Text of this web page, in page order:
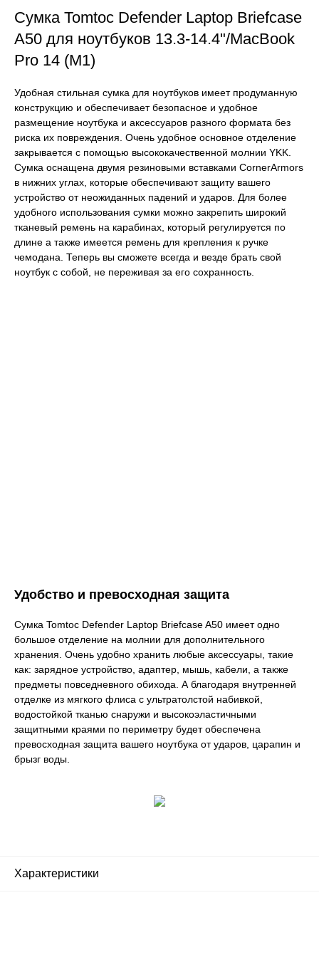
Сумка Tomtoc Defender Laptop Briefcase
A50 для ноутбуков 13.3-14.4"/MacBook
Pro 14 (M1)
Удобная стильная сумка для ноутбуков имеет продуманную
конструкцию и обеспечивает безопасное и удобное
размещение ноутбука и аксессуаров разного формата без
риска их повреждения. Очень удобное основное отделение
закрывается с помощью высококачественной молнии YKK.
Сумка оснащена двумя резиновыми вставками CornerArmors
в нижних углах, которые обеспечивают защиту вашего
устройство от неожиданных падений и ударов. Для более
удобного использования сумки можно закрепить широкий
тканевый ремень на карабинах, который регулируется по
длине а также имеется ремень для крепления к ручке
чемодана. Теперь вы сможете всегда и везде брать свой
ноутбук с собой, не переживая за его сохранность.
Удобство и превосходная защита
Сумка Tomtoc Defender Laptop Briefcase A50 имеет одно
большое отделение на молнии для дополнительного
хранения. Очень удобно хранить любые аксессуары, такие
как: зарядное устройство, адаптер, мышь, кабели, а также
предметы повседневного обихода. А благодаря внутренней
отделке из мягкого флиса с ультратолстой набивкой,
водостойкой тканью снаружи и высокоэластичными
защитными краями по периметру будет обеспечена
превосходная защита вашего ноутбука от ударов, царапин и
брызг воды.
Характеристики